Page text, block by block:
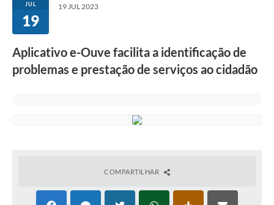
JUL
19
19 JUL 2023
Aplicativo e-Ouve facilita a identificação de
problemas e prestação de serviços ao cidadão
COMPARTILHAR